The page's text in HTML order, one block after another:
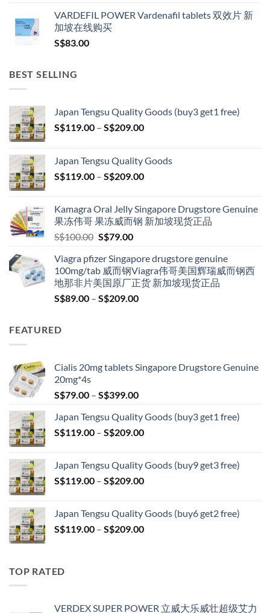
VARDEFIL POWER Vardenafil tablets 双效片 新
加坡在线购买
S$83.00
BEST SELLING
Japan Tengsu Quality Goods (buy3 get1 free)
S$119.00 – S$209.00Price
through
S$209.00
Japan Tengsu Quality Goods
S$119.00 – S$209.00Price
through
S$209.00
Kamagra Oral Jelly Singapore Drugstore Genuine
果冻伟哥 果冻威而钢 新加坡现货正品
S$100.00 Original
was:
S$100.00.
S$79.00Current
is:
S$79.00.
Viagra pfizer Singapore drugstore genuine
100mg/tab 威而钢Viagra伟哥美国辉瑞威而钢西
地那非片美国原厂正货 新加坡现货正品
S$89.00 – S$209.00Price
FEATURED
Cialis 20mg tablets Singapore Drugstore Genuine
20mg*4s
S$79.00 – S$399.00Price
S$79.00
through
Japan Tengsu Quality Goods (buy3 get1 free)
S$119.00 – S$209.00Price
through
S$209.00
Japan Tengsu Quality Goods (buy9 get3 free)
S$119.00 – S$209.00Price
through
S$209.00
Japan Tengsu Quality Goods (buy6 get2 free)
S$119.00 – S$209.00Price
TOP RATED
VERDEX SUPER POWER 立威大乐威壮超级艾力